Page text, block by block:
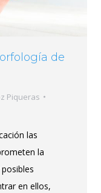
de
Piqueras
las
la
en ellos,